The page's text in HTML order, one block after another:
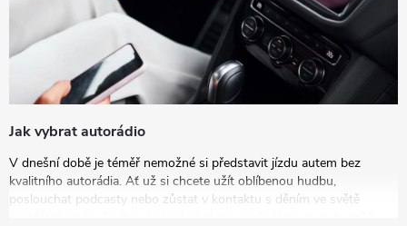
Jak vybrat autorádio
V dnešní době je téměř nemožné si představit jízdu autem bez
kvalitního autorádia. Ať už si chcete užít oblíbenou hudbu,
poslouchat podcasty nebo zůstat v kontaktu s děním ve světě